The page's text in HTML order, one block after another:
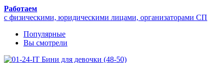
Работаем
с физическими, юридическими лицами, организаторами СП
Популярные
Вы смотрели